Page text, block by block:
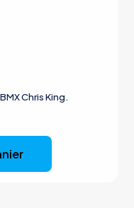
Chris King.